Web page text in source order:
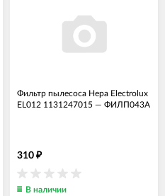
Фильтр пылесоса Hepa Electrolux
EL012 1131247015 — ФИЛП043А
310 ₽
В наличии